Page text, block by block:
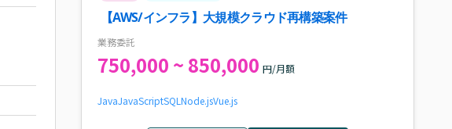
【AWS/インフラ】大規模クラウド再構築案件
業務委託
750,000 ~ 850,000 円/月額
JavaJavaScriptSQL Node.jsVue.js